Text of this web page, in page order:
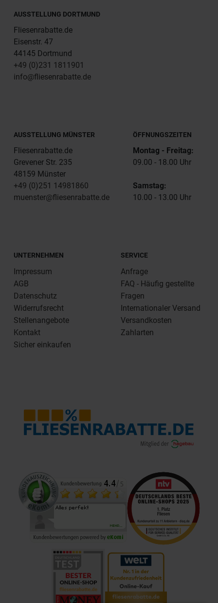
AUSSTELLUNG DORTMUND
Fliesenrabatte.de
Eisenstr. 47
44145 Dortmund
+49 (0)231 1811901
info@fliesenrabatte.de
AUSSTELLUNG MÜNSTER
Fliesenrabatte.de
Grevener Str. 235
48159 Münster
+49 (0)251 14981860
muenster@fliesenrabatte.de
ÖFFNUNGSZEITEN
Montag - Freitag:
09.00 - 18.00 Uhr
Samstag:
10.00 - 13.00 Uhr
UNTERNEHMEN
Impressum
AGB
Datenschutz
Widerrufsrecht
Stellenangebote
Kontakt
Sicher einkaufen
SERVICE
Anfrage
FAQ - Häufig gestellte
Fragen
Internationaler Versand
Versandkosten
Zahlarten